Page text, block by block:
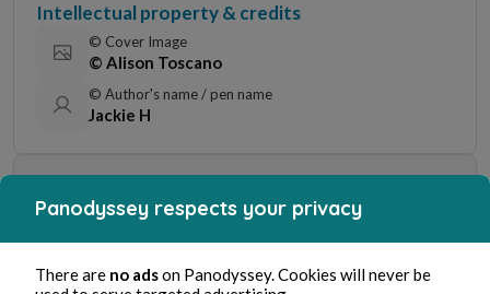
Intellectual property & credits
© Cover Image
© Alison Toscano
© Author's name / pen name
Jackie H
Attribution required, commercial
conditions
Panodyssey respects your privacy
There are no adson Panodyssey. Cookies will never be